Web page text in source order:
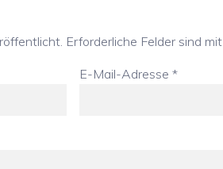
Erforderliche Felder sind mit
E-Mail-Adresse *